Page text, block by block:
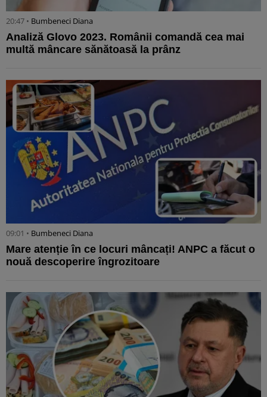
20:47 • Bumbeneci Diana
Analiză Glovo 2023. Românii comandă cea mai
multă mâncare sănătoasă la prânz
09:01 • Bumbeneci Diana
Mare atenție în ce locuri mâncați! ANPC a făcut o
nouă descoperire îngrozitoare